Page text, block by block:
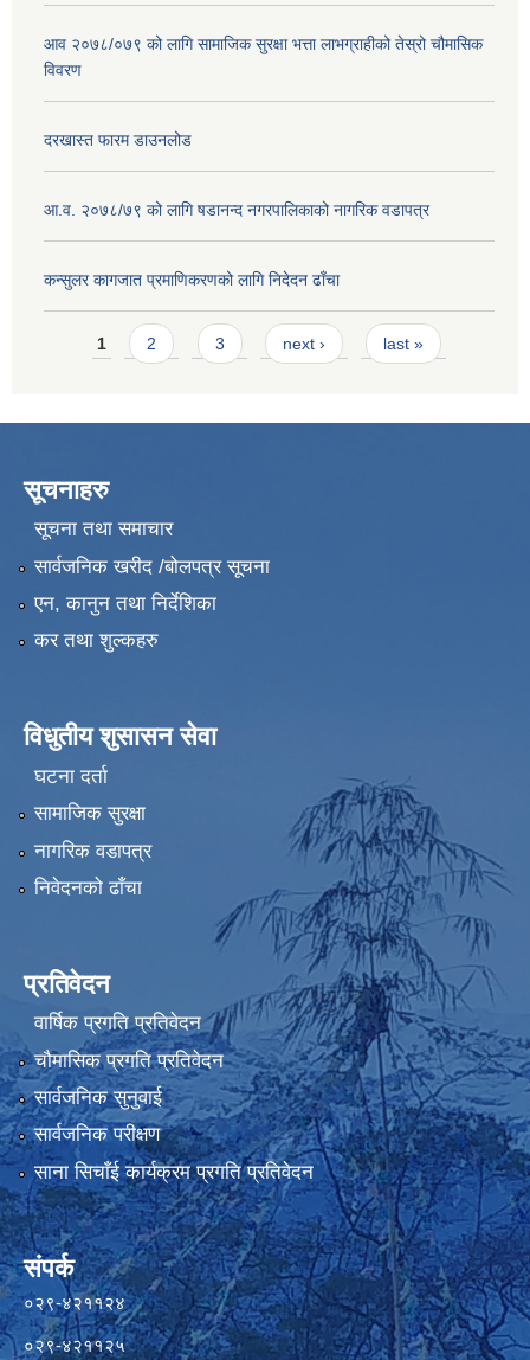
आव २०७८/०७९ को लागि सामाजिक सुरक्षा भत्ता लाभग्राहीको तेस्रो चौमासिक
विवरण
दरखास्त फारम डाउनलोड
आ.व. २०७८/७९ को लागि षडानन्द नगरपालिकाको नागरिक वडापत्र
कन्सुलर कागजात प्रमाणिकरणको लागि निदेदन ढाँचा
Pages
1 2 3 next › last »
सूचनाहरु
सूचना तथा समाचार
सार्वजनिक खरीद /बोलपत्र सूचना
एन, कानुन तथा निर्देशिका
कर तथा शुल्कहरु
विधुतीय शुसासन सेवा
घटना दर्ता
सामाजिक सुरक्षा
नागरिक वडापत्र
निवेदनको ढाँचा
प्रतिवेदन
वार्षिक प्रगति प्रतिवेदन
चौमासिक प्रगति प्रतिवेदन
सार्वजनिक सुनुवाई
सार्वजनिक परीक्षण
साना सिचाँई कार्यक्रम प्रगति प्रतिवेदन
संपर्क
०२९-४२११२४
०२९-४२११२५